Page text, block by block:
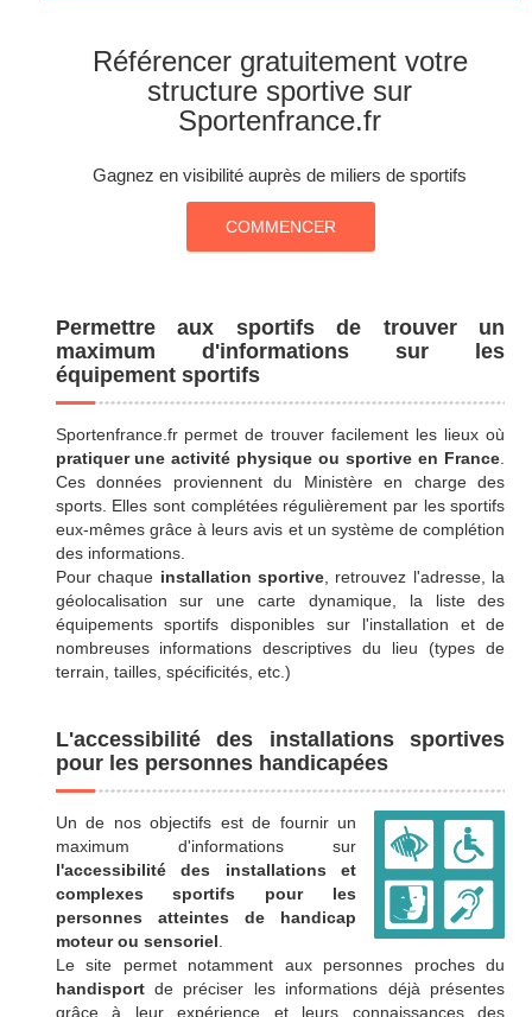
Référencer gratuitement votre
structure sportive sur
Sportenfrance.fr
Gagnez en visibilité auprès de miliers de sportifs
COMMENCER
Permettre aux sportifs de trouver un
maximum d'informations sur les
équipement sportifs
Sportenfrance.fr permet de trouver facilement les lieux où
pratiquer une activité physique ou sportive en France.
Ces données proviennent du Ministère en charge des
sports. Elles sont complétées régulièrement par les sportifs
eux-mêmes grâce à leurs avis et un système de complétion
des informations.
Pour chaque installation sportive, retrouvez l'adresse, la
géolocalisation sur une carte dynamique, la liste des
équipements sportifs disponibles sur l'installation et de
nombreuses informations descriptives du lieu (types de
terrain, tailles, spécificités, etc.)
L'accessibilité des installations sportives
pour les personnes handicapées
Un de nos objectifs est de fournir un
maximum d'informations sur
l'accessibilité des installations et
complexes sportifs pour les
personnes atteintes de handicap
moteur ou sensoriel
Le site permet notamment aux personnes proches du
handisportde préciser les informations déjà présentes
grâce à leur expérience et leurs connaissances des